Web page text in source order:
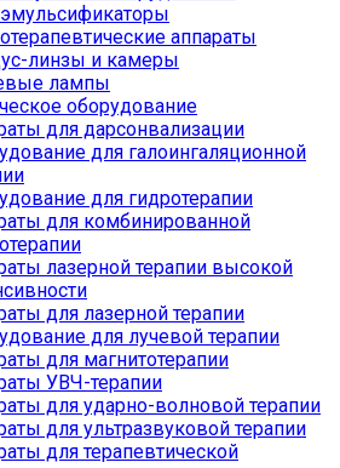
аппараты
линзы и камеры
лампы
оборудование
для дарсонвализации
для галоингаляционной
для гидротерапии
для комбинированной
лазерной терапии высокой
для лазерной терапии
для лучевой терапии
для магнитотерапии
УВЧ-терапии
для ударно-волновой терапии
для ультразвуковой терапии
для терапевтической